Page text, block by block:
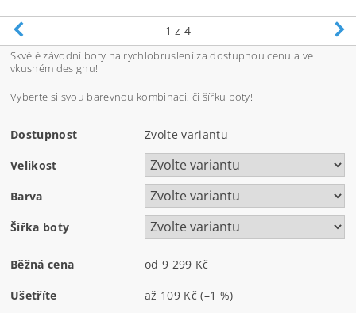
1 z 4
Skvělé závodní boty na rychlobruslení za dostupnou cenu a ve
vkusném designu!
Vyberte si svou barevnou kombinaci, či šířku boty!
Dostupnost Zvolte variantu
Velikost
Barva
Šířka boty
Běžná cena od 9 299 Kč
Ušetříte až 109 Kč(–1 %)